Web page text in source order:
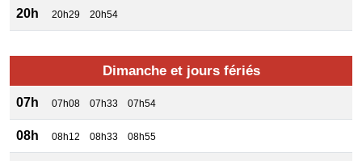
20h 20h29 20h54
Dimanche et jours fériés
07h 07h08 07h33 07h54
08h 08h12 08h33 08h55